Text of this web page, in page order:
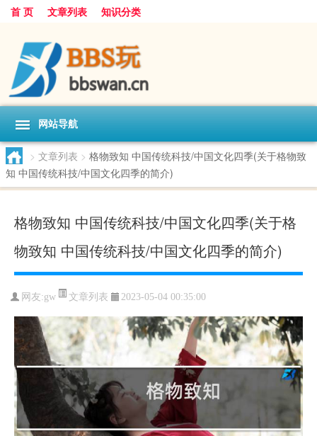
首 页 文章列表 知识分类
网站导航
> 文章列表 > 格物致知 中国传统科技/中国文化四季(关于格物致
知 中国传统科技/中国文化四季的简介)
格物致知 中国传统科技/中国文化四季(关于格
物致知 中国传统科技/中国文化四季的简介)
网友:gw 文章列表 2023-05-04 00:35:00